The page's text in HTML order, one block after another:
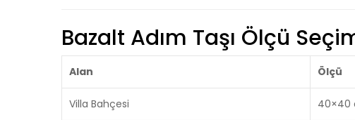
Bazalt Adım Taşı Ölçü
Alan Ölçü
Villa Bahçesi 40×40